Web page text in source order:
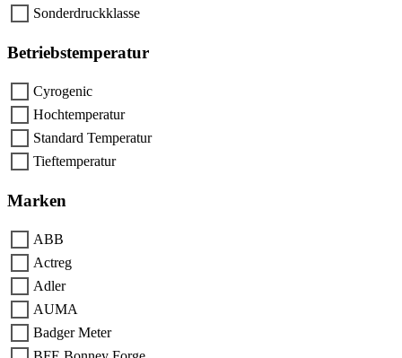
Sonderdruckklasse
Betriebstemperatur
Cyrogenic
Hochtemperatur
Standard Temperatur
Tieftemperatur
Marken
ABB
Actreg
Adler
AUMA
Badger Meter